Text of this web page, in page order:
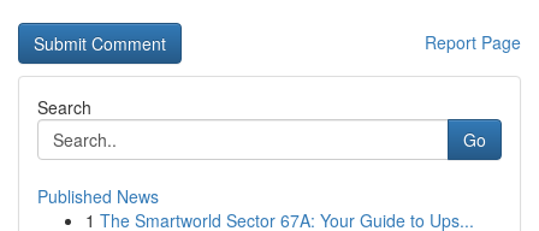
Report Page
Search
Go
Published News
1 The Smartworld Sector 67A: Your Guide to Ups...